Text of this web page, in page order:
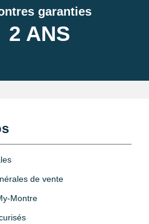
garanties
2 ANS
de vente
Montre